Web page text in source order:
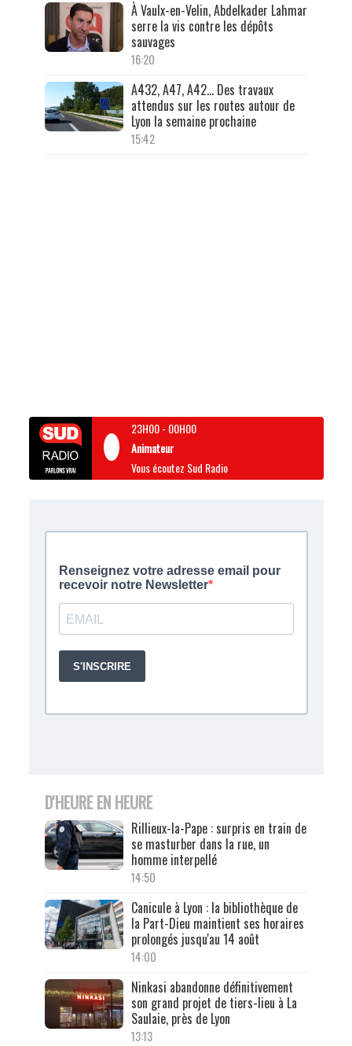
À Vaulx-en-Velin, Abdelkader Lahmar
serre la vis contre les dépôts
sauvages
16:20
A432, A47, A42… Des travaux
attendus sur les routes autour de
Lyon la semaine prochaine
15:42
23H00- 00H00
Animateur
Vous écoutez Sud Radio
D'HEURE EN HEURE
Rillieux-la-Pape : surpris en train de
se masturber dans la rue, un
homme interpellé
14:50
Canicule à Lyon : la bibliothèque de
la Part-Dieu maintient ses horaires
prolongés jusqu'au 14 août
14:00
Ninkasi abandonne définitivement
son grand projet de tiers-lieu à La
Saulaie, près de Lyon
13:13